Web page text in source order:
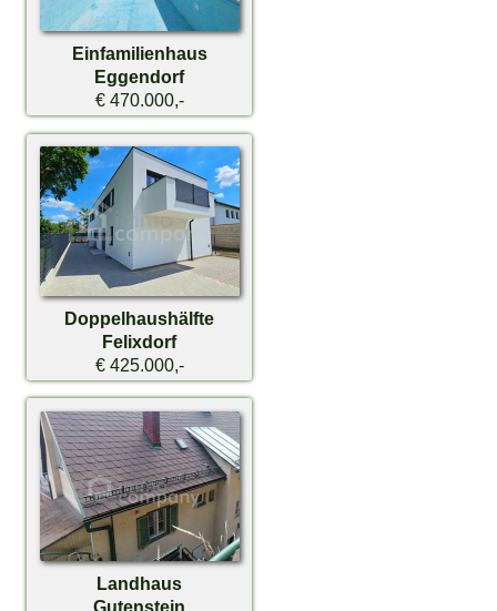
Einfamilienhaus
Eggendorf
€ 470.000,-
Doppelhaushälfte
Felixdorf
€ 425.000,-
Landhaus
Gutenstein